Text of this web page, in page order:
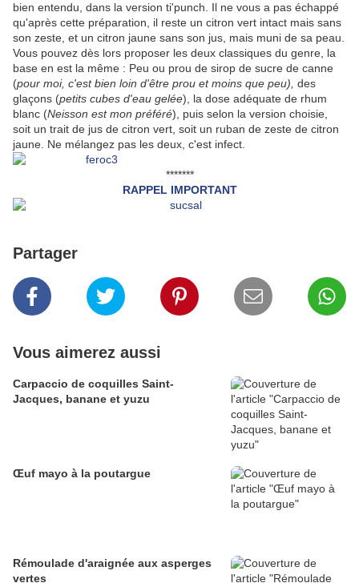
bien entendu, dans la version ti'punch. Il ne vous a pas échappé
qu'après cette préparation, il reste un citron vert intact mais sans
son zeste, et un citron jaune sans son jus, mais muni de sa peau.
Vous pouvez dès lors proposer les deux classiques du genre, la
base en est la même : Peu ou prou de sirop de sucre de canne
(pour moi, c'est bien loin d'être prou et moins que peu), des
glaçons (petits cubes d'eau gelée), la dose adéquate de rhum
blanc (Neisson est mon préféré), puis selon la version choisie,
soit un trait de jus de citron vert, soit un ruban de zeste de citron
jaune. Ne mélangez pas les deux, c'est infect.
*******
RAPPEL IMPORTANT
Partager
Vous aimerez aussi
Carpaccio de coquilles Saint-
Jacques, banane et yuzu
Œuf mayo à la poutargue
Rémoulade d'araignée aux asperges
vertes